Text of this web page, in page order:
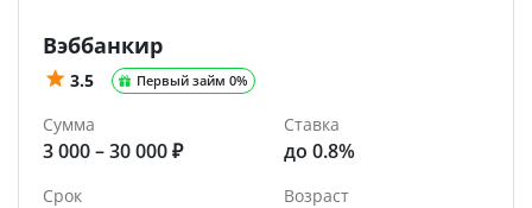
Вэббанкир
3.5 Первый займ 0%
Сумма
3 000 – 30 000 ₽
Ставка
до 0.8%
Срок Возраст